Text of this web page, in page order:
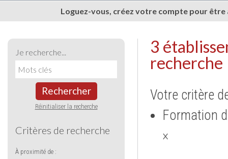
Loguez-vous, créez votre compte pour
Je recherche...
Rechercher
Réinitialiser la recherche
Critères de recherche
À proximité de :
3
recherche
Votre critère
Formation
×